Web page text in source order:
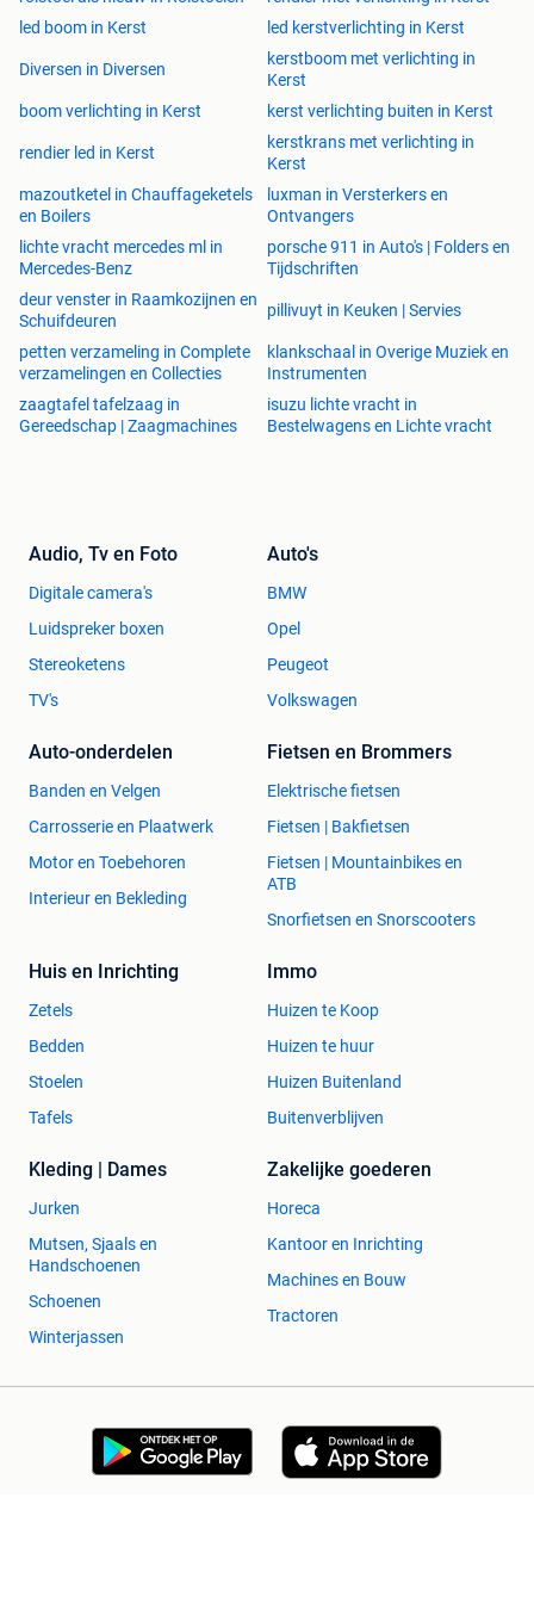
led boom in Kerst
led kerstverlichting in Kerst
Diversen in Diversen
kerstboom met verlichting in
Kerst
boom verlichting in Kerst
kerst verlichting buiten in Kerst
rendier led in Kerst
kerstkrans met verlichting in
Kerst
mazoutketel in Chauffageketels
en Boilers
luxman in Versterkers en
Ontvangers
lichte vracht mercedes ml in
Mercedes-Benz
porsche 911 in Auto's | Folders en
Tijdschriften
deur venster in Raamkozijnen en
Schuifdeuren
pillivuyt in Keuken | Servies
petten verzameling in Complete
verzamelingen en Collecties
klankschaal in Overige Muziek en
Instrumenten
zaagtafel tafelzaag in
Gereedschap | Zaagmachines
isuzu lichte vracht in
Bestelwagens en Lichte vracht
Audio, Tv en Foto
Digitale camera's
Luidspreker boxen
Stereoketens
TV's
Auto's
BMW
Opel
Peugeot
Volkswagen
Auto-onderdelen
Banden en Velgen
Carrosserie en Plaatwerk
Motor en Toebehoren
Interieur en Bekleding
Fietsen en Brommers
Elektrische fietsen
Fietsen | Bakfietsen
Fietsen | Mountainbikes en
ATB
Snorfietsen en Snorscooters
Huis en Inrichting
Zetels
Bedden
Stoelen
Tafels
Immo
Huizen te Koop
Huizen te huur
Huizen Buitenland
Buitenverblijven
Kleding | Dames
Jurken
Mutsen, Sjaals en
Handschoenen
Schoenen
Winterjassen
Zakelijke goederen
Horeca
Kantoor en Inrichting
Machines en Bouw
Tractoren